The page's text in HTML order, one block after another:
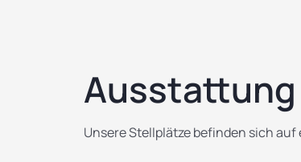
Unsere Stellplätze befinden sich